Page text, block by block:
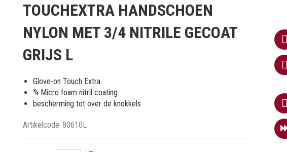
TOUCHEXTRA HANDSCHOEN
NYLON MET 3/4 NITRILE GECOAT
GRIJS L
Glove-on Touch Extra
¾ Micro foam nitril coating
bescherming tot over de knokkels
Artikelcode 80610L